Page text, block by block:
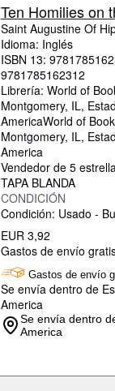
Ten Homilies on
Saint Augustine Of
Idioma: Inglés
ISBN 13:
9781785162312
Librería: World of
Montgomery, IL,
AmericaWorld of
Montgomery, IL,
America
Vendedor de 5
TAPA BLANDA
CONDICIÓN
Condición: Usado -
EUR 3,92
Gastos de envío
Gastos de envío
Se envía dentro de
America
Se envía dentro
America